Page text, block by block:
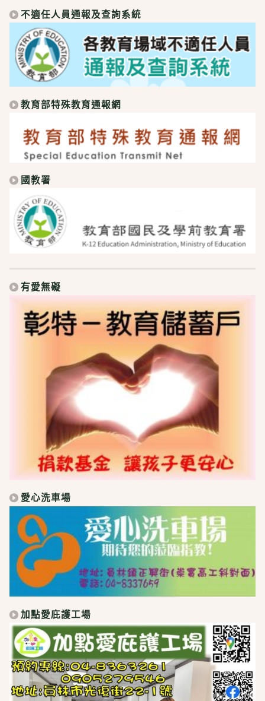
不適任人員通報及查詢系統
教育部特殊教育通報網
國教署
有愛無礙
愛心洗車場
加點愛庇護工場